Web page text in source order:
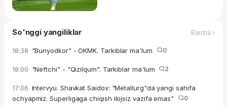
So'nggi yangiliklar Barcha ›
18:38 "Bunyodkor" - OKMK. Tarkiblar ma'lum 0
18:00 "Neftchi" - "Qizilqum". Tarkiblar ma'lum 2
17:06 Intervyu. Shavkat Saidov: "Metallurg"da yangi sahifa
ochyapmiz. Superligaga chiqish ilojsiz vazifa emas"
0